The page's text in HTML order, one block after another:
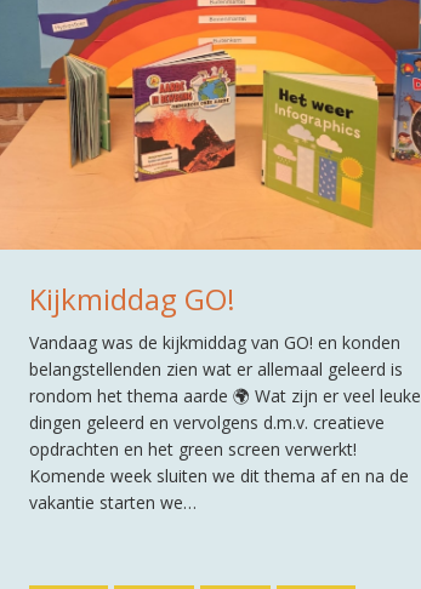
Kijkmiddag GO!
Vandaag was de kijkmiddag van GO! en konden
belangstellenden zien wat er allemaal geleerd is
rondom het thema aarde 🌍 Wat zijn er veel leuke
dingen geleerd en vervolgens d.m.v. creatieve
opdrachten en het green screen verwerkt!
Komende week sluiten we dit thema af en na de
vakantie starten we…